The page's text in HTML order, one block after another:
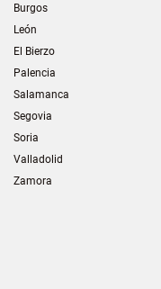
Burgos
León
El Bierzo
Palencia
Salamanca
Segovia
Soria
Valladolid
Zamora